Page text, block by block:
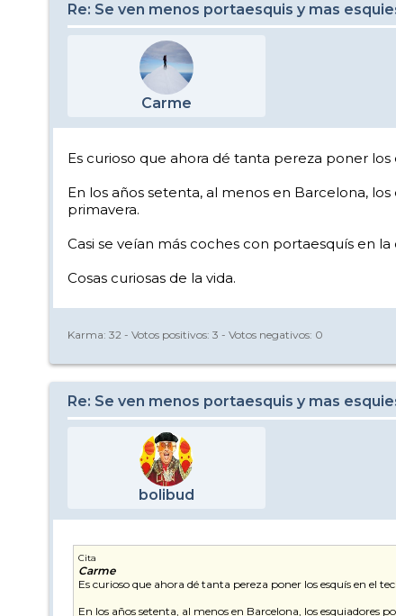
Re: Se ven menos portaesquis y mas
Carme
Es curioso que ahora dé tanta pereza poner
En los años setenta, al menos en Barcelona,
primavera.
Casi se veían más coches con portaesquís en la
Cosas curiosas de la vida.
Karma: 32 - Votos positivos: 3 - Votos negativos: 0
Re: Se ven menos portaesquis y mas
bolibud
Cita
Carme
Es curioso que ahora dé tanta pereza poner los esquís en el
En los años setenta, al menos en Barcelona, los